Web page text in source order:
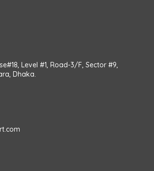
Level #1, Road-3/F, Sector #9,
Dhaka.